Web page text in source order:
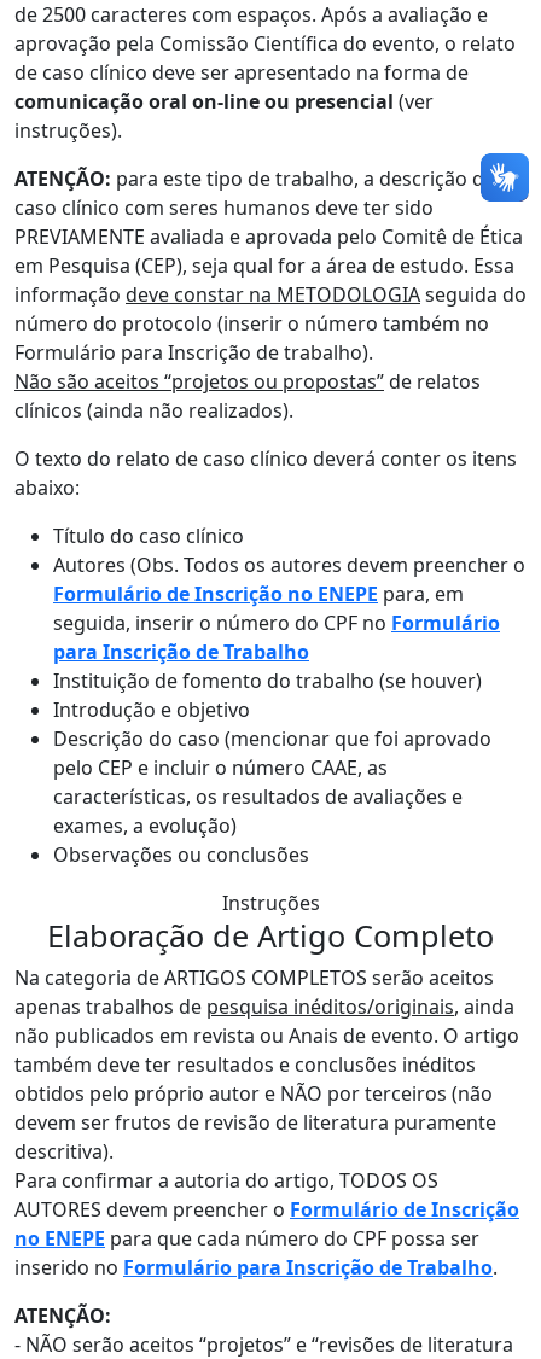
de 2500 caracteres com espaços. Após a avaliação e
aprovação pela Comissão Científica do evento, o relato
de caso clínico deve ser apresentado na forma de
comunicação oral on-line ou presencial (ver
instruções).
ATENÇÃO: para este tipo de trabalho, a descrição do
caso clínico com seres humanos deve ter sido
PREVIAMENTE avaliada e aprovada pelo Comitê de Ética
em Pesquisa (CEP), seja qual for a área de estudo. Essa
informação deve constar na METODOLOGIAseguida do
número do protocolo (inserir o número também no
Formulário para Inscrição de trabalho).
Não são aceitos “projetos ou propostas”de relatos
clínicos (ainda não realizados).
O texto do relato de caso clínico deverá conter os itens
abaixo:
Título do caso clínico
Autores (Obs. Todos os autores devem preencher o
Formulário de Inscrição no ENEPE para, em
seguida, inserir o número do CPF no Formulário
para Inscrição de Trabalho
Instituição de fomento do trabalho (se houver)
Introdução e objetivo
Descrição do caso (mencionar que foi aprovado
pelo CEP e incluir o número CAAE, as
características, os resultados de avaliações e
exames, a evolução)
Observações ou conclusões
Instruções
Elaboração de Artigo Completo
Na categoria de ARTIGOS COMPLETOS serão aceitos
apenas trabalhos de pesquisa inéditos/originais, ainda
não publicados em revista ou Anais de evento. O artigo
também deve ter resultados e conclusões inéditos
obtidos pelo próprio autor e NÃO por terceiros (não
devem ser frutos de revisão de literatura puramente
descritiva).
Para confirmar a autoria do artigo, TODOS OS
AUTORES devem preencher o Formulário de Inscrição
no ENEPE para que cada número do CPF possa ser
inserido no Formulário para Inscrição de Trabalho.
ATENÇÃO:
- NÃO serão aceitos “projetos” e “revisões de literatura